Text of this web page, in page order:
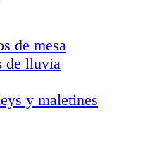
de mesa
de lluvia
y maletines